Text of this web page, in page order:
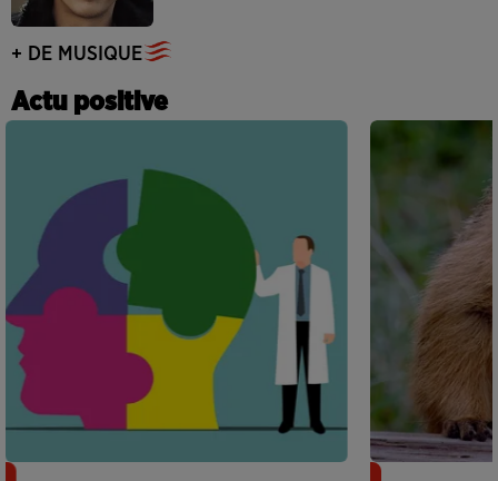
+ DE MUSIQUE
Actu positive